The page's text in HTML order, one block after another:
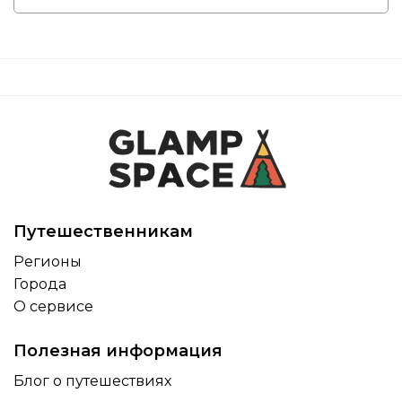
Путешественникам
Регионы
Города
О сервисе
Полезная информация
Блог о путешествиях